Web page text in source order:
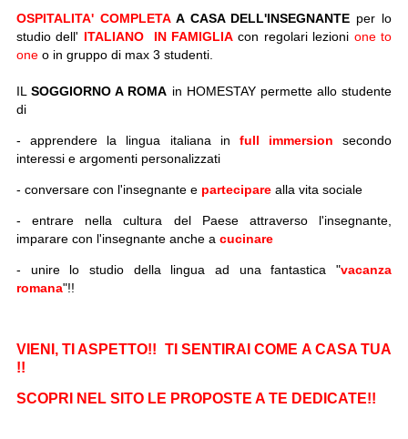
OSPITALITA' COMPLETAA CASA DELL'INSEGNANTE per lo
studio dell' ITALIANO IN FAMIGLIA con regolari lezioni one to
oneo in gruppo di max 3 studenti.
ILSOGGIORNO A ROMA in HOMESTAY permette allo studente
di
- apprendere la lingua italiana in full immersion secondo
interessi e argomenti personalizzati
- conversare con l'insegnante e parteciparealla vita sociale
- entrare nella cultura del Paese attraverso l'insegnante,
imparare con l'insegnante anche a cucinare
- unire lo studio della lingua ad una fantastica "vacanza
romana"!!
VIENI, TI ASPETTO!! TI SENTIRAI COME A CASA TUA
!!
SCOPRI NEL SITO LE PROPOSTE A TE DEDICATE!!